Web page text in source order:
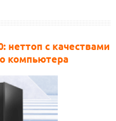
неттоп с качествами
компьютера